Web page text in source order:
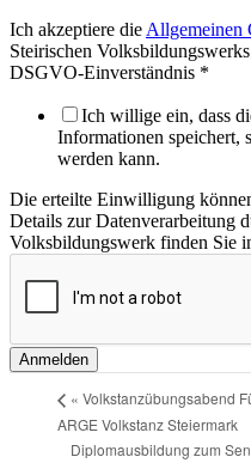
Ich akzeptiere die Allgemeinen
Steirischen
DSGVO-Einverständnis *
Ich willige ein, dass
Informationen speichert,
werden kann.
Die erteilte Einwilligung
Details zur Datenverarbeitung
Volksbildungswerk finden Sie
Anmelden
« Volkstanzübungsabend
ARGE Volkstanz Steiermark
Diplomausbildung zum